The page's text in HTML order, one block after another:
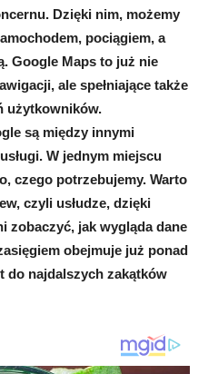
Dzięki nim, możemy
pociągiem, a
Google Maps to już nie
ale spełniające także
użytkowników.
są między innymi
W jednym miejscu
czego potrzebujemy. Warto
czyli usłudze, dzięki
zobaczyć, jak wygląda dane
obejmuje już ponad
do najdalszych zakątków